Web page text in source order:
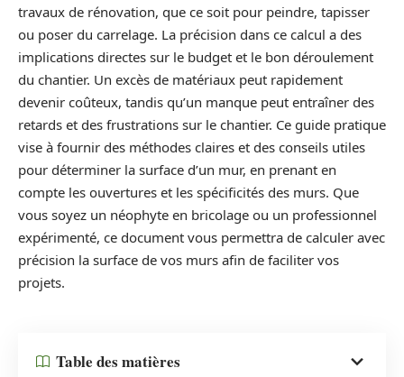
travaux de rénovation, que ce soit pour peindre, tapisser
ou poser du carrelage. La précision dans ce calcul a des
implications directes sur le budget et le bon déroulement
du chantier. Un excès de matériaux peut rapidement
devenir coûteux, tandis qu’un manque peut entraîner des
retards et des frustrations sur le chantier. Ce guide pratique
vise à fournir des méthodes claires et des conseils utiles
pour déterminer la surface d’un mur, en prenant en
compte les ouvertures et les spécificités des murs. Que
vous soyez un néophyte en bricolage ou un professionnel
expérimenté, ce document vous permettra de calculer avec
précision la surface de vos murs afin de faciliter vos
projets.
Table des matières